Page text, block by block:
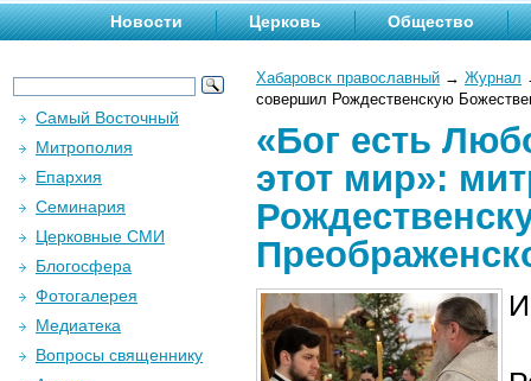
Новости Церковь Общество
Хабаровск православный → Журнал
совершил Рождественскую
«Бог есть
этот мир»:
Самый Восточный
Митрополия
Епархия
Семинария
Церковные СМИ
Блогосфера
Фотогалерея
Медиатека
Вопросы священнику